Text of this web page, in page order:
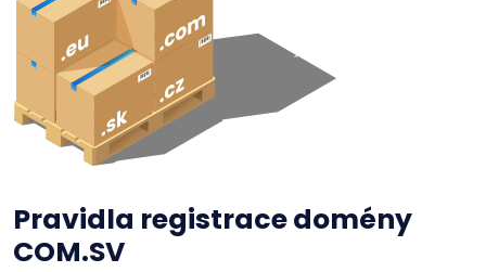
Pravidla registrace domény
COM.SV